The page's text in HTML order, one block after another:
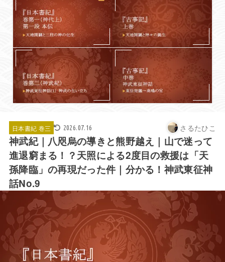
日本書紀 巻三 2026.07.16 さるたひこ
神武紀｜八咫烏の導きと熊野越え｜山で迷って
進退窮まる！？天照による2度目の救援は「天
孫降臨」の再現だった件｜分かる！神武東征神
話No.9